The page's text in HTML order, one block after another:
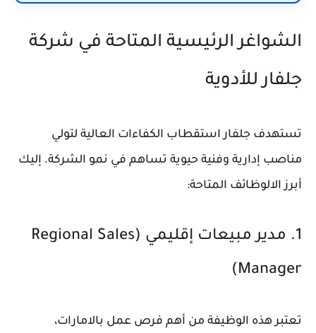
الشواغر الرئيسية المتاحة في شركة
جلفار للأدوية
تستهدف جلفار استقطاب الكفاءات العالية لتولي
مناصب إدارية وفنية حيوية تساهم في نمو الشركة. إليك
أبرز الالوظائف المتاحة:
1. مدير مبيعات إقليمي (Regional Sales
Manager)
تعتبر هذه الوظيفة من أهم فرص عمل بالامارات،